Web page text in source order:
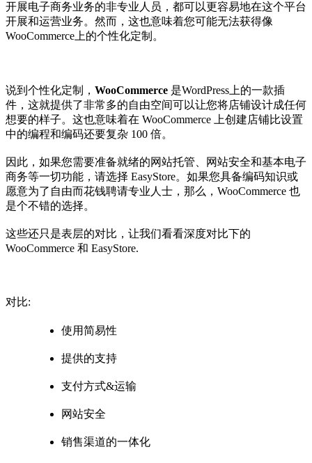
开展电子商务业务的非专业人员，都可以更容易地在这个平台
开展和运营业务。然而，这也意味着您可能无法获得像
WooCommerce上的个性化定制。
说到个性化定制， WooCommerce 是WordPress上的一款插
件，这就提供了非常多的自由空间可以让您将店铺设计成任何
想要的样子。这也意味着在 WooCommerce 上创建店铺比设置
中的编程和编码还要复杂 100 倍。
因此，如果您需要准备就绪的网站托管、网站安全和基本电子
商务等一切功能，请选择 EasyStore。如果您具备编码知识或
愿意为了自由而花钱聘请专业人士，那么，WooCommerce 也
是个不错的选择。
这些还只是表层的对比，让我们看看深度对比下的
WooCommerce 和 EasyStore.
对比:
使用简易性
提供的支持
支付方式&运输
网站安全
销售渠道的一体化